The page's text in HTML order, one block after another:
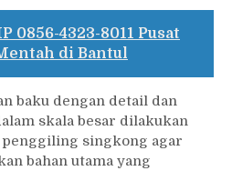
0856-4323-8011 Pusat
di Bantul
baku dengan detail dan
skala besar dilakukan
penggiling singkong agar
bahan utama yang